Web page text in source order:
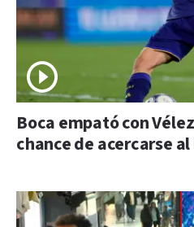
Boca empató con
chance de acercarse